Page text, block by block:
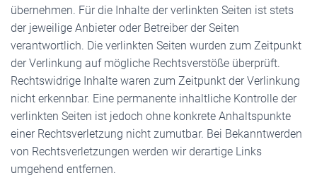
übernehmen. Für die Inhalte der verlinkten Seiten ist stets
der jeweilige Anbieter oder Betreiber der Seiten
verantwortlich. Die verlinkten Seiten wurden zum Zeitpunkt
der Verlinkung auf mögliche Rechtsverstöße überprüft.
Rechtswidrige Inhalte waren zum Zeitpunkt der Verlinkung
nicht erkennbar. Eine permanente inhaltliche Kontrolle der
verlinkten Seiten ist jedoch ohne konkrete Anhaltspunkte
einer Rechtsverletzung nicht zumutbar. Bei Bekanntwerden
von Rechtsverletzungen werden wir derartige Links
umgehend entfernen.